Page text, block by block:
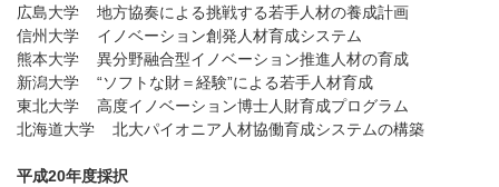
広島大学 地方協奏による挑戦する若手人材の養成計画
信州大学 イノベーション創発人材育成システム
熊本大学 異分野融合型イノベーション推進人材の育成
新潟大学 “ソフトな財＝経験”による若手人材育成
東北大学 高度イノベーション博士人財育成プログラム
北海道大学 北大パイオニア人材協働育成システムの構築
平成20年度採択